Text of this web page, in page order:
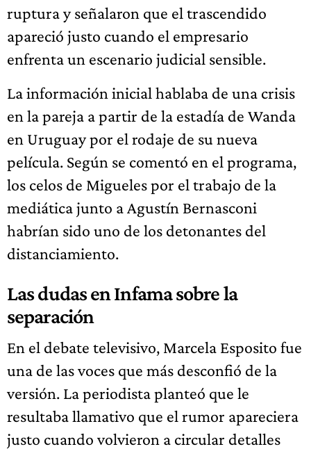
ruptura y señalaron que el trascendido
apareció justo cuando el empresario
enfrenta un escenario judicial sensible.
La información inicial hablaba de una crisis
en la pareja a partir de la estadía de Wanda
en Uruguay por el rodaje de su nueva
película. Según se comentó en el programa,
los celos de Migueles por el trabajo de la
mediática junto a Agustín Bernasconi
habrían sido uno de los detonantes del
distanciamiento.
Las dudas en Infama sobre la
separación
En el debate televisivo, Marcela Esposito fue
una de las voces que más desconfió de la
versión. La periodista planteó que le
resultaba llamativo que el rumor apareciera
justo cuando volvieron a circular detalles